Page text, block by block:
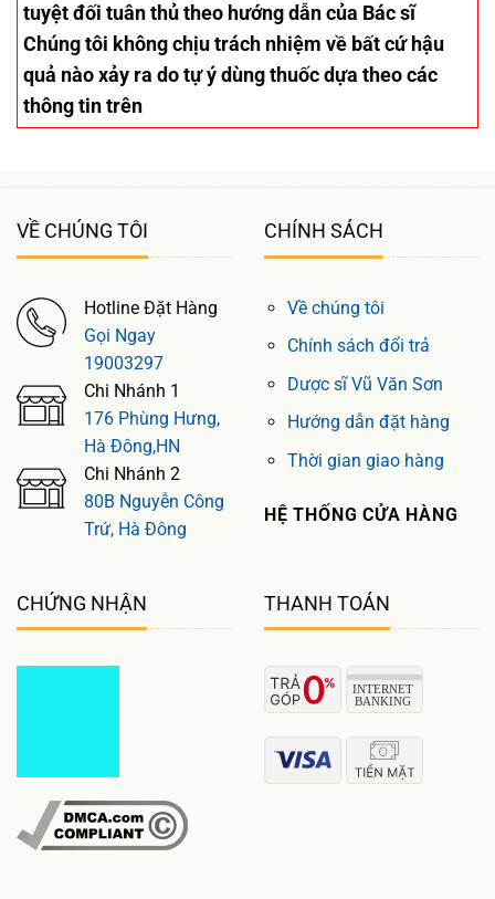
tuyệt đối tuân thủ theo hướng dẫn của Bác sĩ
Chúng tôi không chịu trách nhiệm về bất cứ hậu
quả nào xảy ra do tự ý dùng thuốc dựa theo các
thông tin trên
VỀ CHÚNG TÔI
Hotline Đặt Hàng
Gọi Ngay
19003297
Chi Nhánh 1
176 Phùng Hưng,
Hà Đông,HN
Chi Nhánh 2
80B Nguyễn Công
Trứ, Hà Đông
CHÍNH SÁCH
Về chúng tôi
Chính sách đổi trả
Dược sĩ Vũ Văn Sơn
Hướng dẫn đặt hàng
Thời gian giao hàng
HỆ THỐNG CỬA HÀNG
CHỨNG NHẬN THANH TOÁN